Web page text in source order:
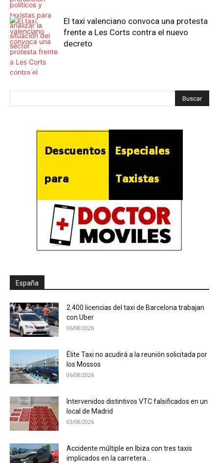
El taxi valenciano convoca una protesta
frente a Les Corts contra el nuevo
decreto
España
2.400 licencias del taxi de Barcelona trabajan
con Uber
06/08/2026
Élite Taxi no acudirá a la reunión solicitada por
los Mossos
06/08/2026
Intervenidos distintivos VTC falsificados en un
local de Madrid
03/08/2026
Accidente múltiple en Ibiza con tres taxis
implicados en la carretera...